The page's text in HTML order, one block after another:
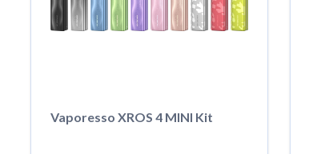
Vaporesso XROS 4 MINI Kit